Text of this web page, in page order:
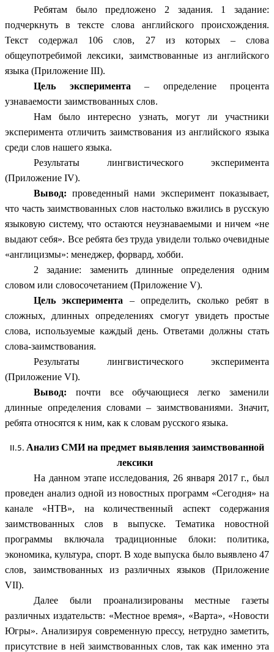
Ребятам было предложено 2 задания. 1 задание:
подчеркнуть в тексте слова английского происхождения.
Текст содержал 106 слов, 27 из которых – слова
общеупотребимой лексики, заимствованные из английского
языка (Приложение III).
Цель эксперимента – определение процента
узнаваемости заимствованных слов.
Нам было интересно узнать, могут ли участники
эксперимента отличить заимствования из английского языка
среди слов нашего языка.
Результаты лингвистического эксперимента
(Приложение IV).
Вывод: проведенный нами эксперимент показывает,
что часть заимствованных слов настолько вжились в русскую
языковую систему, что остаются неузнаваемыми и ничем «не
выдают себя». Все ребята без труда увидели только очевидные
«англицизмы»: менеджер, форвард, хобби.
2 задание: заменить длинные определения одним
словом или словосочетанием (Приложение V).
Цель эксперимента – определить, сколько ребят в
сложных, длинных определениях смогут увидеть простые
слова, используемые каждый день. Ответами должны стать
слова-заимствования.
Результаты лингвистического эксперимента
(Приложение VI).
Вывод: почти все обучающиеся легко заменили
длинные определения словами – заимствованиями. Значит,
ребята относятся к ним, как к словам русского языка.
Анализ СМИ на предмет выявления заимствованной
лексики
На данном этапе исследования, 26 января 2017 г., был
проведен анализ одной из новостных программ «Сегодня» на
канале «НТВ», на количественный аспект содержания
заимствованных слов в выпуске. Тематика новостной
программы включала традиционные блоки: политика,
экономика, культура, спорт. В ходе выпуска было выявлено 47
слов, заимствованных из различных языков (Приложение
VII).
Далее были проанализированы местные газеты
различных издательств: «Местное время», «Варта», «Новости
Югры». Анализируя современную прессу, нетрудно заметить,
присутствие в ней заимствованных слов, так как именно эта